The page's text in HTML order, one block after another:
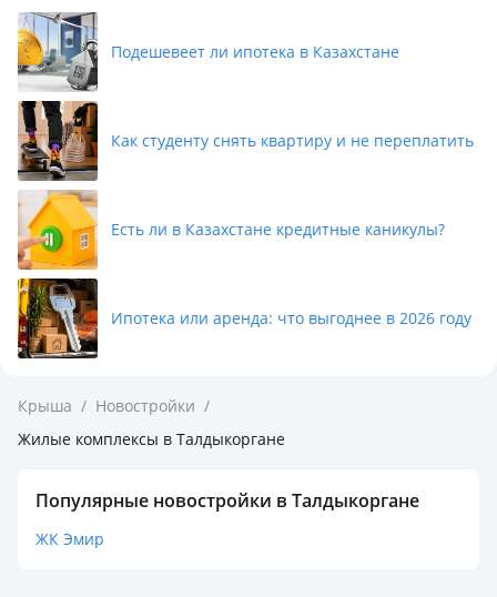
Подешевеет ли ипотека в Казахстане
Как студенту снять квартиру и не переплатить
Есть ли в Казахстане кредитные каникулы?
Ипотека или аренда: что выгоднее в 2026 году
Крыша / Новостройки /
Жилые комплексы в Талдыкоргане
Популярные новостройки в Талдыкоргане
ЖК Эмир